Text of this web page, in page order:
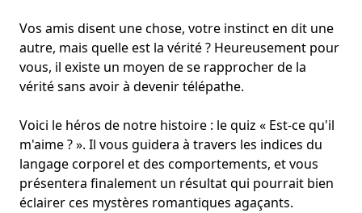
Vos amis disent une chose, votre instinct en dit une
autre, mais quelle est la vérité ? Heureusement pour
vous, il existe un moyen de se rapprocher de la
vérité sans avoir à devenir télépathe.
Voici le héros de notre histoire : le quiz « Est-ce qu'il
m'aime ? ». Il vous guidera à travers les indices du
langage corporel et des comportements, et vous
présentera finalement un résultat qui pourrait bien
éclairer ces mystères romantiques agaçants.